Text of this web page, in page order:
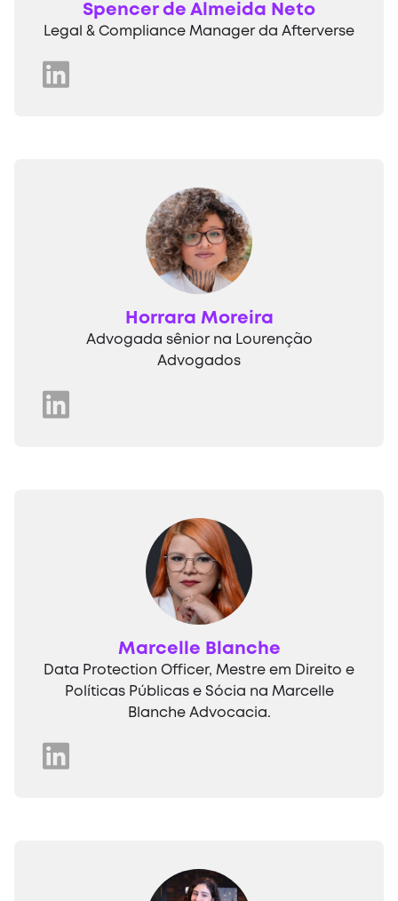
Spencer de Almeida Neto
Legal & Compliance Manager da Afterverse
Horrara Moreira
Advogada sênior na Lourenção
Advogados
Marcelle Blanche
Data Protection Officer, Mestre em Direito e
Políticas Públicas e Sócia na Marcelle
Blanche Advocacia.